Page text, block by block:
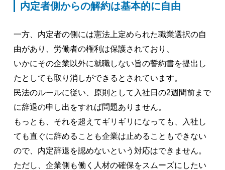
内定者側からの解約は基本的に自由
一方、内定者の側には憲法上定められた職業選択の自
由があり、労働者の権利は保護されており、
いかにその企業以外に就職しない旨の誓約書を提出し
たとしても取り消しができるとされています。
民法のルールに従い、原則として入社日の2週間前まで
に辞退の申し出をすれば問題ありません。
もっとも、それを超えてギリギリになっても、入社し
ても直ぐに辞めることも企業は止めることもできない
ので、内定辞退を認めないという対応はできません。
ただし、企業側も働く人材の確保をスムーズにしたい